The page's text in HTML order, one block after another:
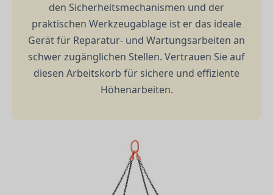
den Sicherheitsmechanismen und der
praktischen Werkzeugablage ist er das ideale
Gerät für Reparatur- und Wartungsarbeiten an
schwer zugänglichen Stellen. Vertrauen Sie auf
diesen Arbeitskorb für sichere und effiziente
Höhenarbeiten.